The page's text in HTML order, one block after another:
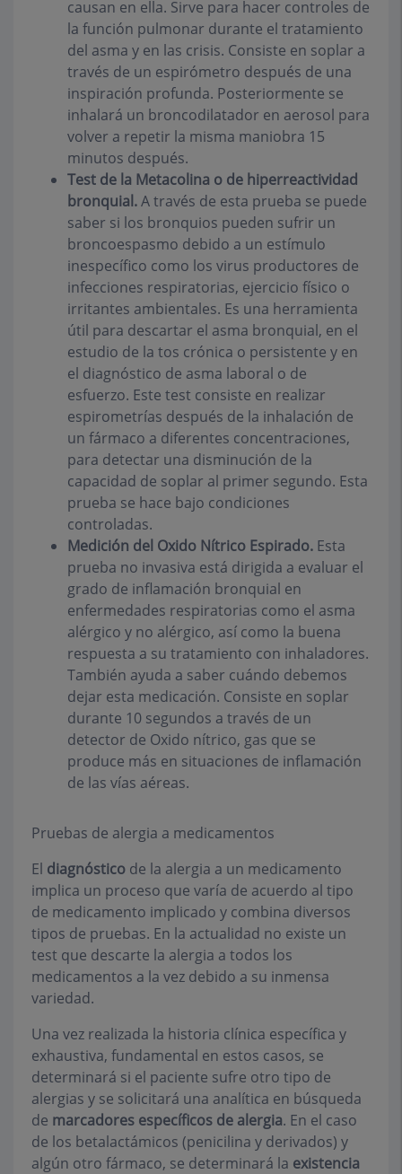
causan en ella. Sirve para hacer controles de
la función pulmonar durante el tratamiento
del asma y en las crisis. Consiste en soplar a
través de un espirómetro después de una
inspiración profunda. Posteriormente se
inhalará un broncodilatador en aerosol para
volver a repetir la misma maniobra 15
minutos después.
Test de la Metacolina o de hiperreactividad
bronquial.A través de esta prueba se puede
saber si los bronquios pueden sufrir un
broncoespasmo debido a un estímulo
inespecífico como los virus productores de
infecciones respiratorias, ejercicio físico o
irritantes ambientales. Es una herramienta
útil para descartar el asma bronquial, en el
estudio de la tos crónica o persistente y en
el diagnóstico de asma laboral o de
esfuerzo. Este test consiste en realizar
espirometrías después de la inhalación de
un fármaco a diferentes concentraciones,
para detectar una disminución de la
capacidad de soplar al primer segundo. Esta
prueba se hace bajo condiciones
controladas.
Medición del Oxido Nítrico Espirado. Esta
prueba no invasiva está dirigida a evaluar el
grado de inflamación bronquial en
enfermedades respiratorias como el asma
alérgico y no alérgico, así como la buena
respuesta a su tratamiento con inhaladores.
También ayuda a saber cuándo debemos
dejar esta medicación. Consiste en soplar
durante 10 segundos a través de un
detector de Oxido nítrico, gas que se
produce más en situaciones de inflamación
de las vías aéreas.
Pruebas de alergia a medicamentos
El diagnóstico de la alergia a un medicamento
implica un proceso que varía de acuerdo al tipo
de medicamento implicado y combina diversos
tipos de pruebas. En la actualidad no existe un
test que descarte la alergia a todos los
medicamentos a la vez debido a su inmensa
variedad.
Una vez realizada la historia clínica específica y
exhaustiva, fundamental en estos casos, se
determinará si el paciente sufre otro tipo de
alergias y se solicitará una analítica en búsqueda
de marcadores específicos de alergia. En el caso
de los betalactámicos (penicilina y derivados) y
algún otro fármaco, se determinará la existencia